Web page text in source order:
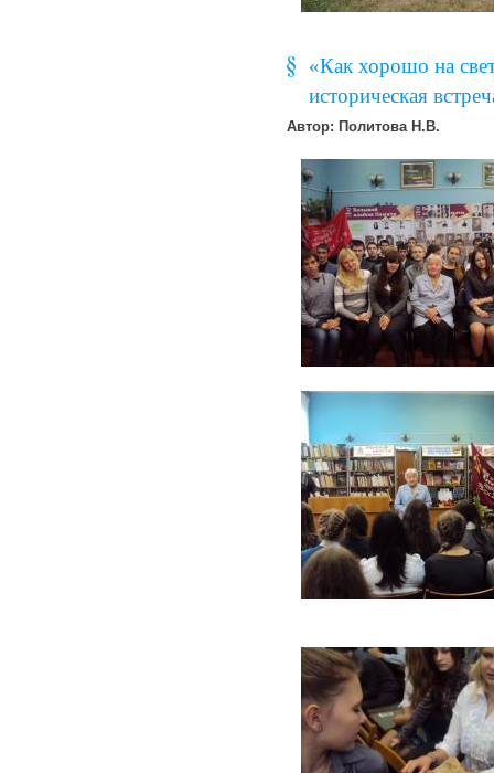
«Как хорошо на
историческая
Автор: Политова Н.В.